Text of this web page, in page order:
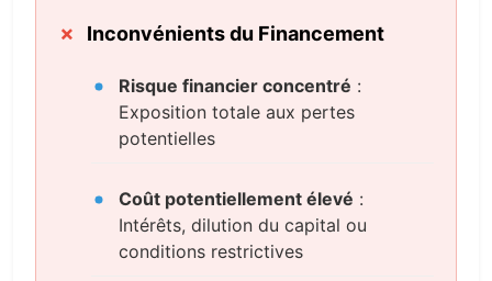
Inconvénients du Financement
Risque financier concentré :
Exposition totale aux pertes
potentielles
Coût potentiellement élevé :
Intérêts, dilution du capital ou
conditions restrictives